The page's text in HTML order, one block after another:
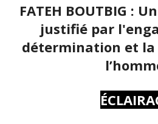
FATEH BOUTBIG :
justifié par
détermination et la